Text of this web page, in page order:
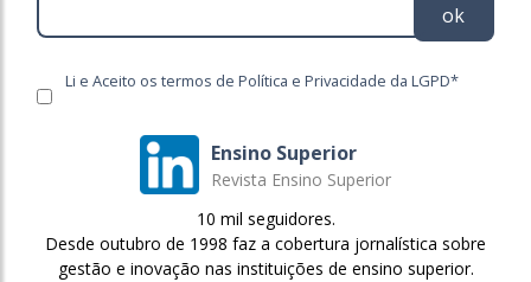
ok
Li e Aceito os termos de Política e Privacidade da LGPD*
Ensino Superior
Revista Ensino Superior
10 mil seguidores.
Desde outubro de 1998 faz a cobertura jornalística sobre
gestão e inovação nas instituições de ensino superior.